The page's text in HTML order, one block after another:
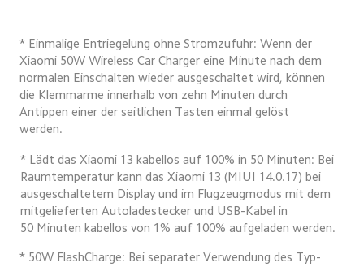
* Einmalige Entriegelung ohne Stromzufuhr: Wenn der
Xiaomi 50W Wireless Car Charger eine Minute nach dem
normalen Einschalten wieder ausgeschaltet wird, können
die Klemmarme innerhalb von zehn Minuten durch
Antippen einer der seitlichen Tasten einmal gelöst
werden.
* Lädt das Xiaomi 13 kabellos auf 100% in 50 Minuten: Bei
Raumtemperatur kann das Xiaomi 13 (MIUI 14.0.17) bei
ausgeschaltetem Display und im Flugzeugmodus mit dem
mitgelieferten Autoladestecker und USB-Kabel in
50 Minuten kabellos von 1% auf 100% aufgeladen werden.
* 50W FlashCharge: Bei separater Verwendung des Typ-